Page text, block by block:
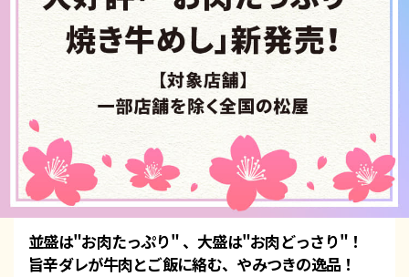
並盛は"お肉たっぷり" 、大盛は"お肉どっさり"！
旨辛ダレが牛肉とご飯に絡む、やみつきの逸品！